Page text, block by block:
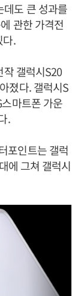
데도 큰 성과를
관한 가격전
다.
갤럭시S20
졌다. 갤럭시S
마트폰 가운
.
포인트는 갤럭
에 그쳐 갤럭시